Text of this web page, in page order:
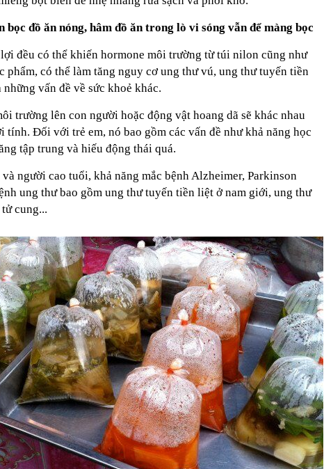
đồ ăn nóng, hâm đồ ăn trong lò vi sóng vẫn để màng bọc
đều có thể khiến hormone môi trường từ túi nilon cũng như
phẩm, có thể làm tăng nguy cơ ung thư vú, ung thư tuyến tiền
vấn đề về sức khoẻ khác.
trường lên con người hoặc động vật hoang dã sẽ khác nhau
tính. Đối với trẻ em, nó bao gồm các vấn đề như khả năng học
tập trung và hiếu động thái quá.
người cao tuổi, khả năng mắc bệnh Alzheimer, Parkinson
ung thư bao gồm ung thư tuyến tiền liệt ở nam giới, ung thư
cung...